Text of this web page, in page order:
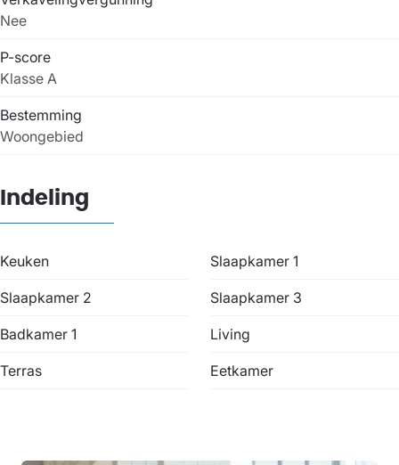
Nee
P-score
Klasse A
Bestemming
Woongebied
Indeling
Keuken Slaapkamer 1
Slaapkamer 2 Slaapkamer 3
Badkamer 1 Living
Terras Eetkamer